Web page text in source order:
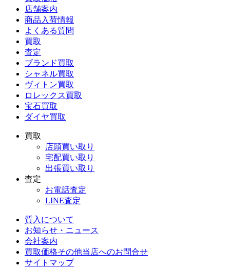
店舗案内
商品入荷情報
よくある質問
買取
査定
ブランド買取
シャネル買取
ヴィトン買取
ロレックス買取
宝石買取
ダイヤ買取
買取
店頭買い取り
宅配買い取り
出張買い取り
査定
お電話査定
LINE査定
質入について
お知らせ・ニュース
会社案内
買取価格その他当店へのお問合せ
サイトマップ